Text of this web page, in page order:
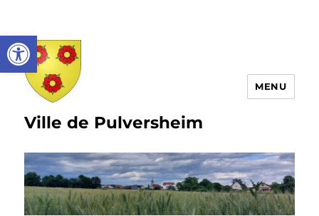
Ouvrir la barre d’outils
Ville de Pulversheim
MENU